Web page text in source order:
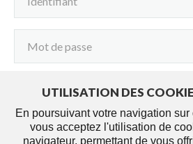
UTILISATION DES
En poursuivant votre navigation sur
vous acceptez l'utilisation de
navigateur, permettant de vous